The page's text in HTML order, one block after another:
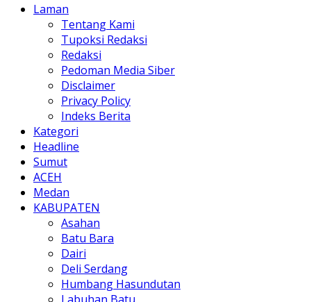
Laman
Tentang Kami
Tupoksi Redaksi
Redaksi
Pedoman Media Siber
Disclaimer
Privacy Policy
Indeks Berita
Kategori
Headline
Sumut
ACEH
Medan
KABUPATEN
Asahan
Batu Bara
Dairi
Deli Serdang
Humbang Hasundutan
Labuhan Batu